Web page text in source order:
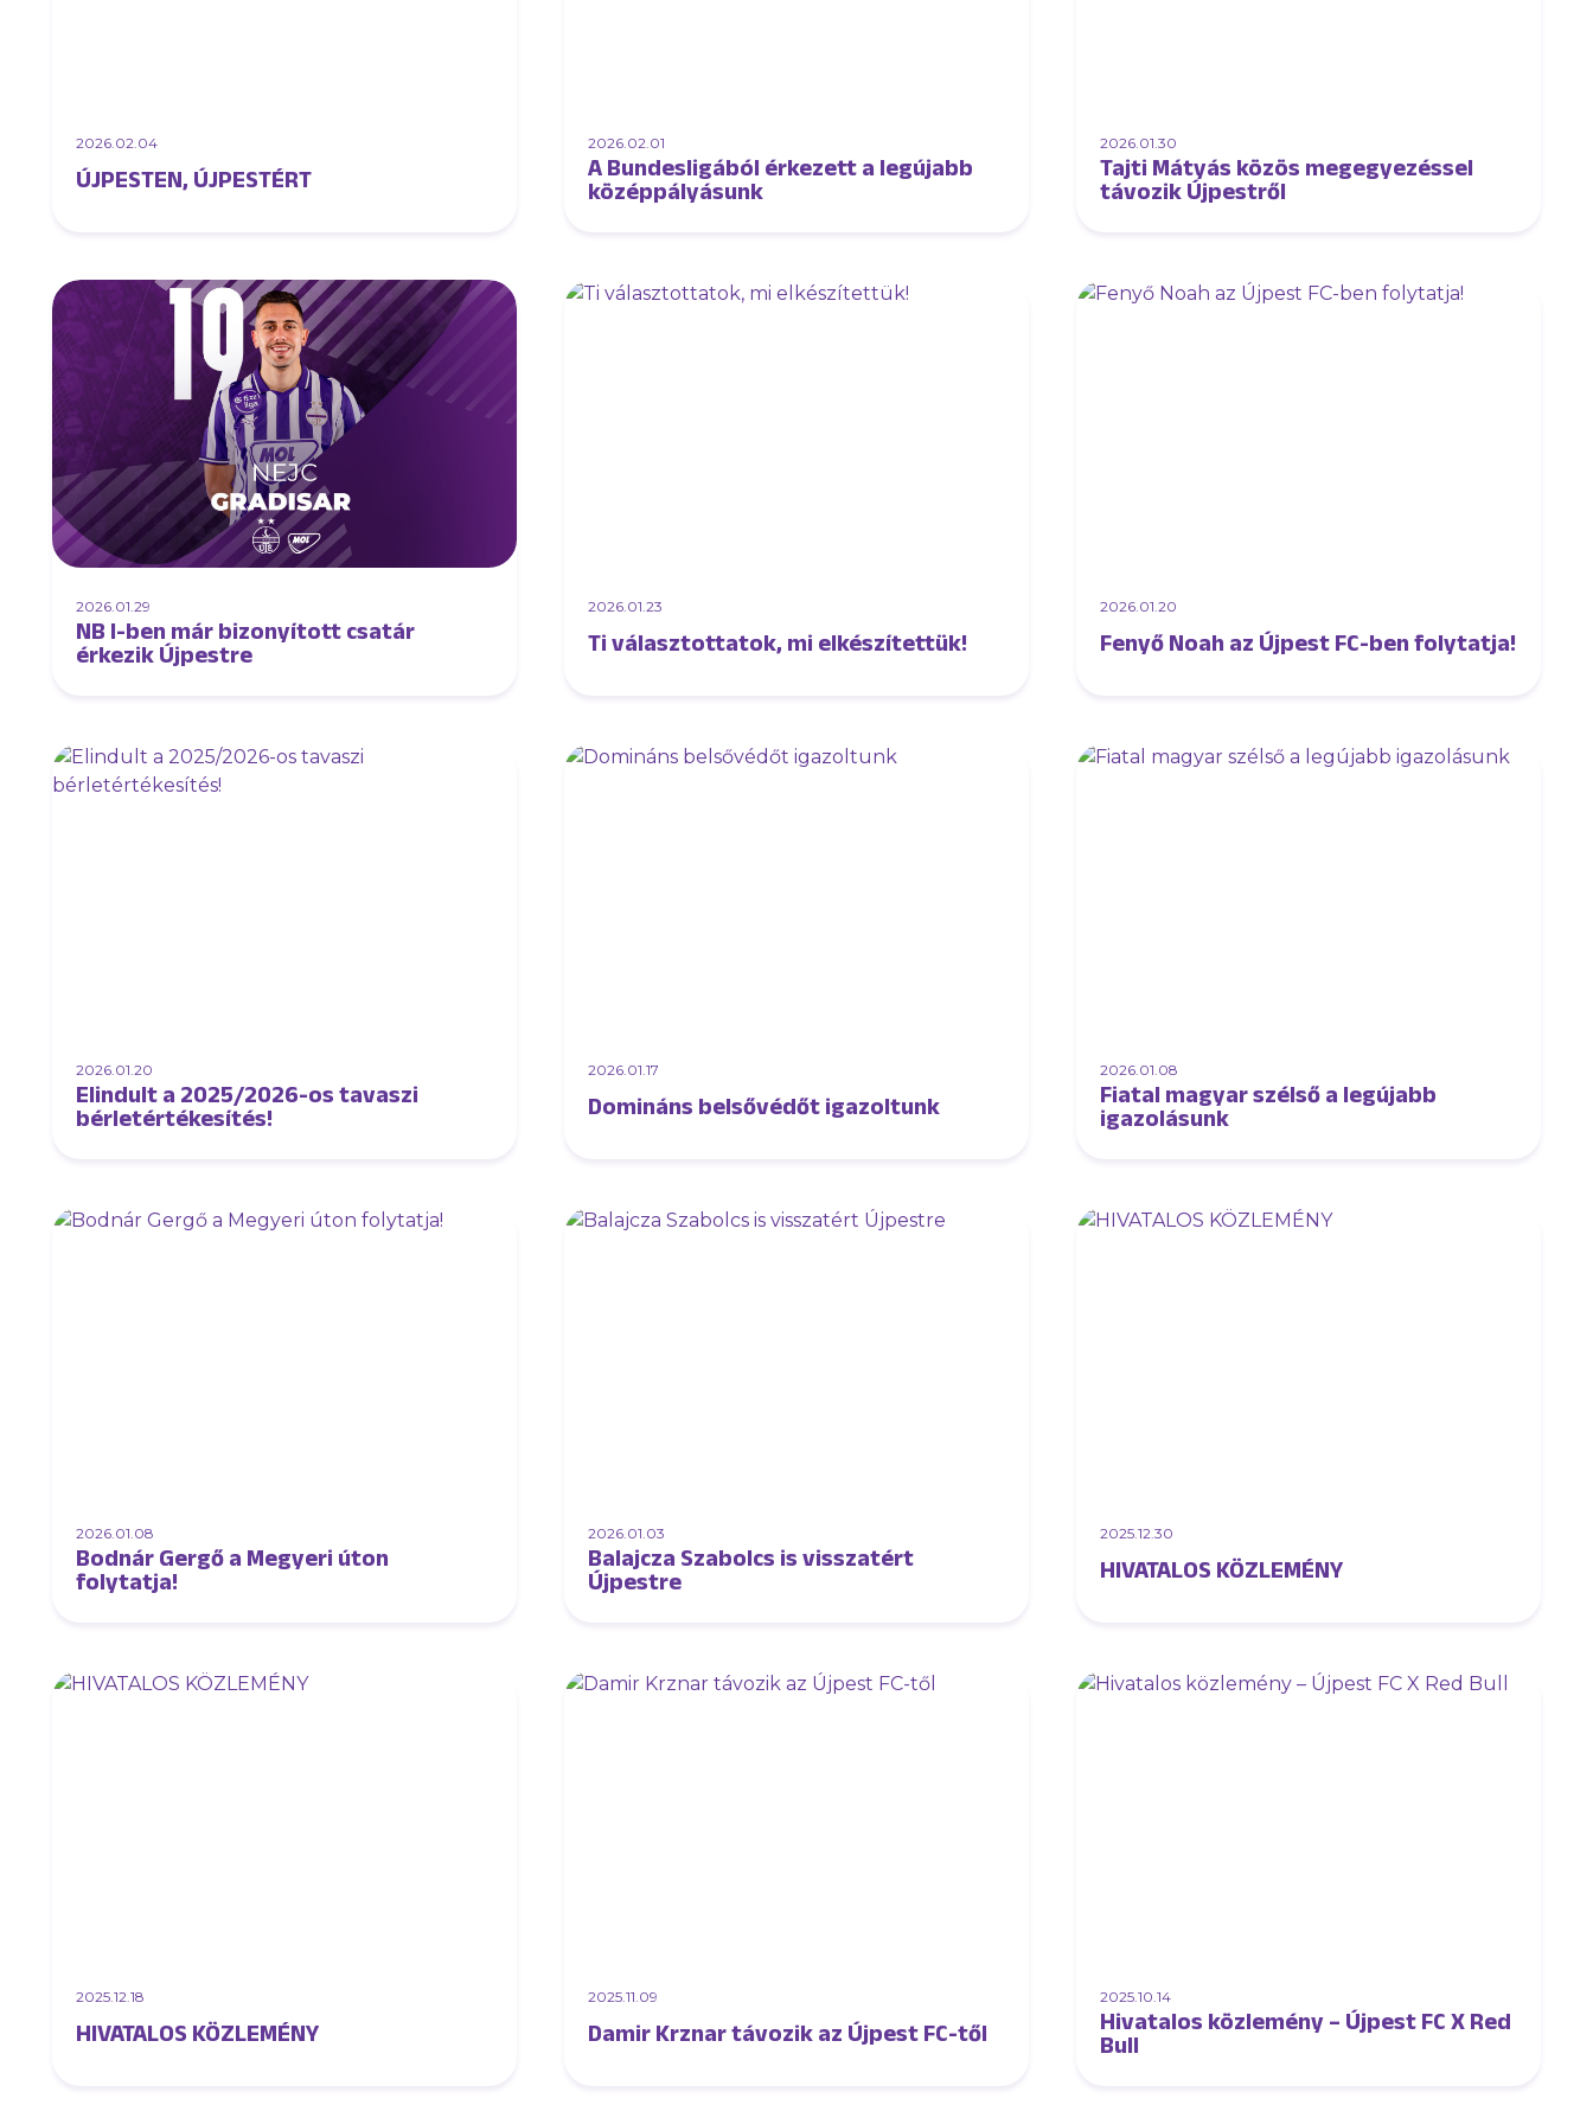
2026.02.04
ÚJPESTEN, ÚJPESTÉRT
2026.02.01
A Bundesligából érkezett a legújabb
középpályásunk
2026.01.30
Tajti Mátyás közös megegyezéssel
távozik Újpestről
2026.01.29
NB I-ben már bizonyított csatár
érkezik Újpestre
2026.01.23
Ti választottatok, mi elkészítettük!
2026.01.20
Fenyő Noah az Újpest FC-ben folytatja!
2026.01.20
Elindult a 2025/2026-os tavaszi
bérletértékesítés!
2026.01.17
Domináns belsővédőt igazoltunk
2026.01.08
Fiatal magyar szélső a legújabb
igazolásunk
2026.01.08
Bodnár Gergő a Megyeri úton
folytatja!
2026.01.03
Balajcza Szabolcs is visszatért
Újpestre
2025.12.30
HIVATALOS KÖZLEMÉNY
2025.12.18
HIVATALOS KÖZLEMÉNY
2025.11.09
Damir Krznar távozik az Újpest FC-től
2025.10.14
Hivatalos közlemény – Újpest FC X Red
Bull